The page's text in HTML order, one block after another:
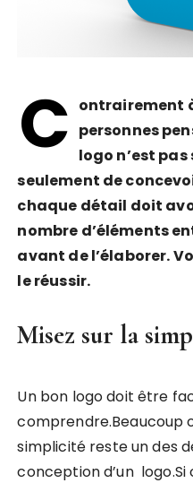
C ontrairement
personnes
logo n’est
seulement de
chaque détail doit
nombre d’éléments
avant de l’élaborer.
le réussir.
Misez sur la
Un bon logo doit être
comprendre.Beaucoup
simplicité reste un des
conception d’un